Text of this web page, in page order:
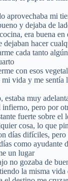
aprovechaba mi
y dejaba de
era buena
dejaban hacer
cada tanto
con esos
vida y me
estaba muy
infierno, pero por
fuerte sobre el
cosa, lo que
días difíciles,
como ayudante
un lugar
no gozaba de
la misma vida